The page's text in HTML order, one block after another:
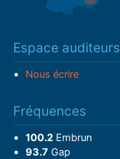
Espace auditeurs
Nous écrire
Fréquences
100.2Embrun
93.7 Gap